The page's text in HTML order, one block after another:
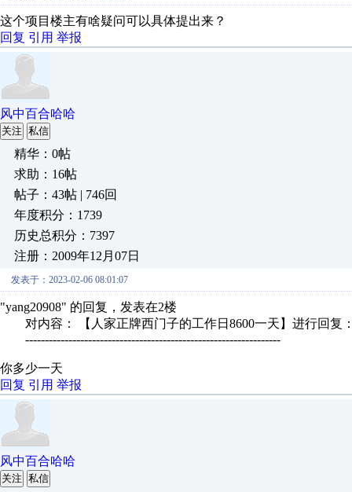
这个项目楼主有啥疑问可以具体提出来？
回复 引用 举报
风中百合哈哈
关注 私信
精华：0帖
求助：16帖
帖子：43帖 | 746回
年度积分：1739
历史总积分：7397
注册：2009年12月07日
发表于：2023-02-06 08:01:07
"yang20908" 的回复，发表在2楼
对内容： 【人家正牌西门子的工作日8600一天】进行回复
-----------------------------------------------------------------
你多少一天
回复 引用 举报
风中百合哈哈
关注 私信